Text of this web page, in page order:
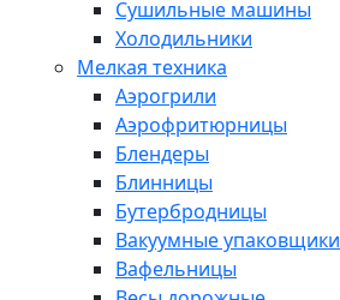
Сушильные машины
Холодильники
Мелкая техника
Аэрогрили
Аэрофритюрницы
Блендеры
Блинницы
Бутербродницы
Вакуумные упаковщики
Вафельницы